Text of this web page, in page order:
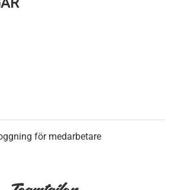
för medarbetare